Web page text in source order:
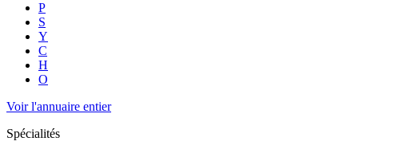
P
S
Y
C
H
O
Voir l'annuaire entier
Spécialités